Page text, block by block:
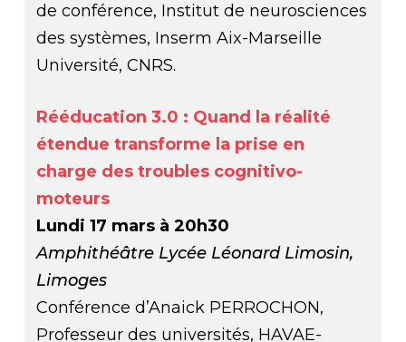
de conférence, Institut de neurosciences
des systèmes, Inserm Aix-Marseille
Université, CNRS.
Rééducation 3.0 : Quand la réalité
étendue transforme la prise en
charge des troubles cognitivo-
moteurs
Lundi 17 mars à 20h30
Amphithéâtre Lycée Léonard Limosin,
Limoges
Conférence d’Anaick PERROCHON,
Professeur des universités, HAVAE-